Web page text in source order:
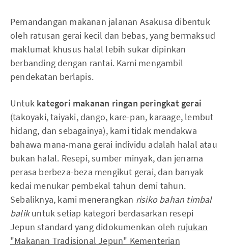
Pemandangan makanan jalanan Asakusa dibentuk
oleh ratusan gerai kecil dan bebas, yang bermaksud
maklumat khusus halal lebih sukar dipinkan
berbanding dengan rantai. Kami mengambil
pendekatan berlapis.
Untuk kategori makanan ringan peringkat gerai
(takoyaki, taiyaki, dango, kare-pan, karaage, lembut
hidang, dan sebagainya), kami tidak mendakwa
bahawa mana-mana gerai individu adalah halal atau
bukan halal. Resepi, sumber minyak, dan jenama
perasa berbeza-beza mengikut gerai, dan banyak
kedai menukar pembekal tahun demi tahun.
Sebaliknya, kami menerangkan risiko bahan timbal
balikuntuk setiap kategori berdasarkan resepi
Jepun standard yang didokumenkan oleh rujukan
"Makanan Tradisional Jepun" Kementerian